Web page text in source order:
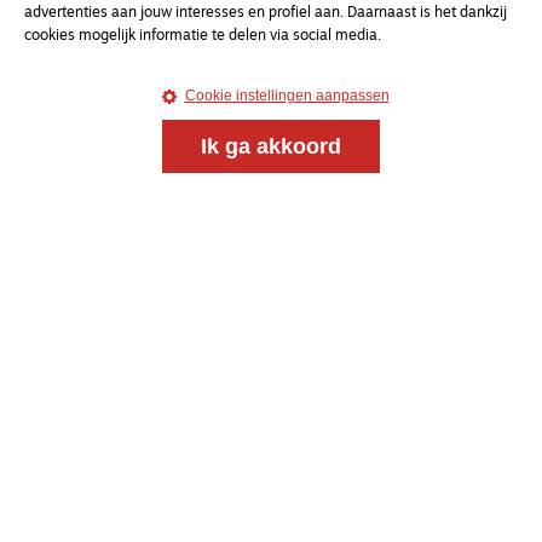
en gesprek voor christenen onderweg, in het bijzonder
voor de Nederlandse Gereformeerde Kerken.
Onderweg
Kvk-nummer 33277063
advertenties aan jouw interesses en profiel aan. Daarnaast is het dankzij
cookies mogelijk informatie te delen via social media.
Cookie instellingen aanpassen
Ik ga akkoord